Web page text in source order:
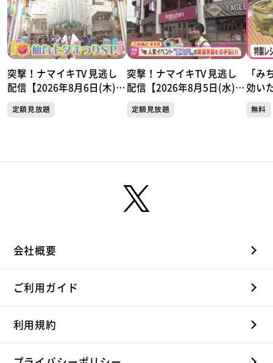
突撃！ナマイキTV 見逃し
配信【2026年8月6日(木)放
定額見放題
突撃！ナマイキTV 見逃し
配信【2026年8月5日(水)放
定額見放題
「み
効い
駅】
無料
会社概要
ご利用ガイド
利用規約